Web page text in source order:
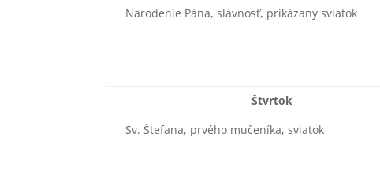
Narodenie Pána, slávnosť, prikázaný sviatok
Štvrtok
Sv. Štefana, prvého mučeníka, sviatok